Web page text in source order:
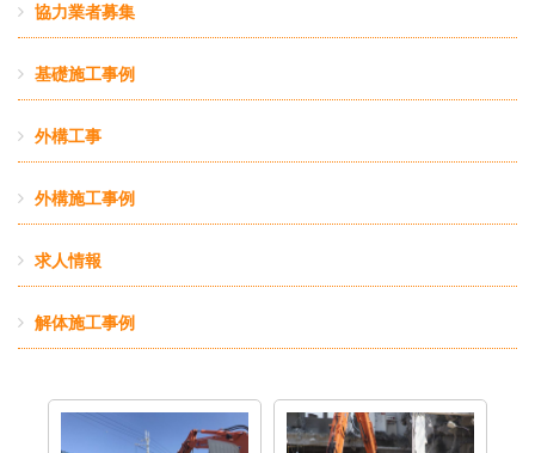
協力業者募集
基礎施工事例
外構工事
外構施工事例
求人情報
解体施工事例